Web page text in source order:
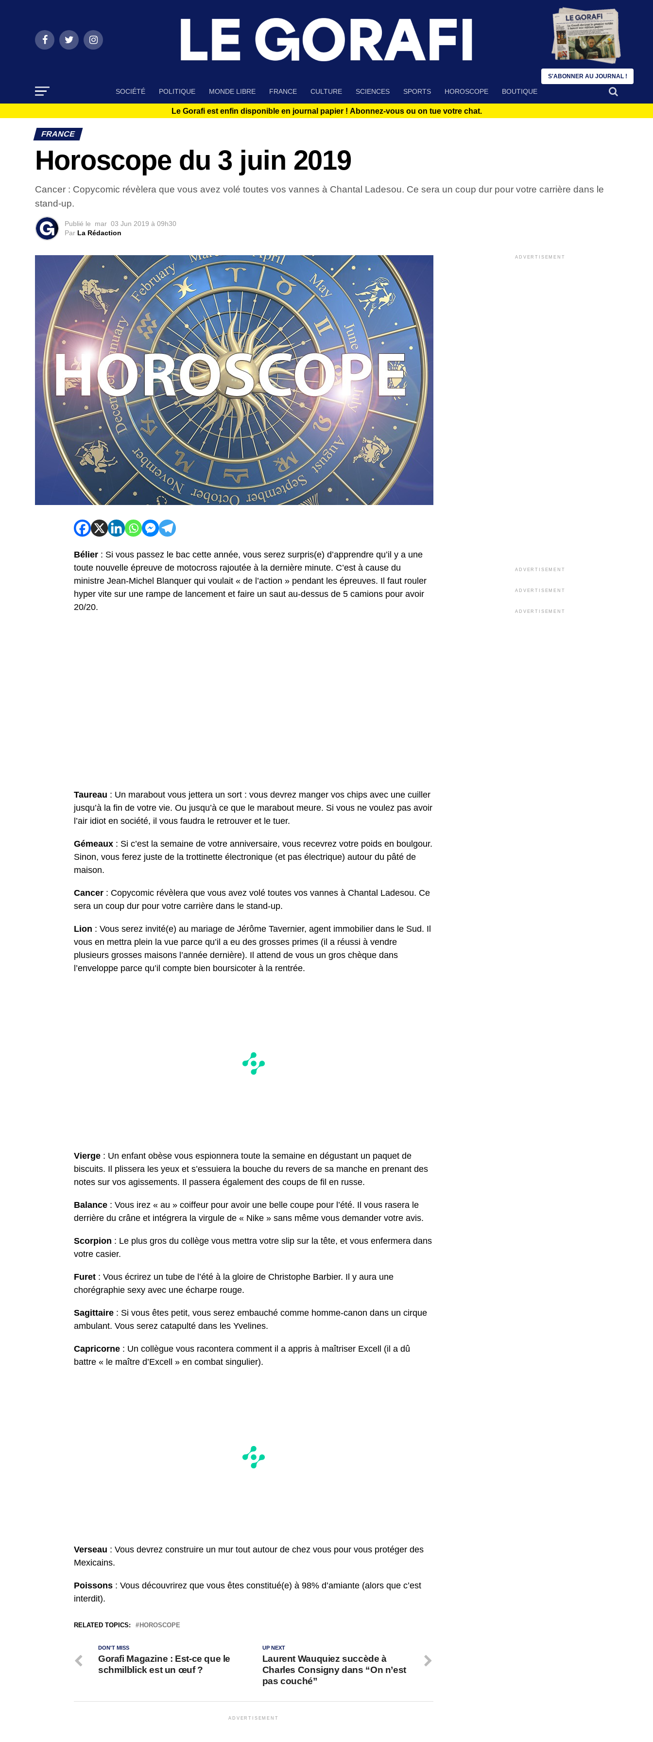
SOCIÉTÉ POLITIQUE MONDE LIBRE FRANCE CULTURE SCIENCES SPORTS HOROSCOPE BOUTIQUE
Le Gorafi est enfin disponible en journal papier ! Abonnez-vous ou on tue votre chat.
FRANCE
Horoscope du 3 juin 2019
Cancer : Copycomic révèlera que vous avez volé toutes vos vannes à Chantal Ladesou. Ce sera un coup dur pour votre carrière dans le
stand-up.
Publié le mar 03 Jun 2019 à 09h30
Par La Rédaction
Bélier : Si vous passez le bac cette année, vous serez surpris(e) d’apprendre qu’il y a une
toute nouvelle épreuve de motocross rajoutée à la dernière minute. C’est à cause du
ministre Jean-Michel Blanquer qui voulait « de l’action » pendant les épreuves. Il faut rouler
hyper vite sur une rampe de lancement et faire un saut au-dessus de 5 camions pour avoir
20/20.
Taureau : Un marabout vous jettera un sort : vous devrez manger vos chips avec une cuiller
jusqu’à la fin de votre vie. Ou jusqu’à ce que le marabout meure. Si vous ne voulez pas avoir
l’air idiot en société, il vous faudra le retrouver et le tuer.
Gémeaux : Si c’est la semaine de votre anniversaire, vous recevrez votre poids en boulgour.
Sinon, vous ferez juste de la trottinette électronique (et pas électrique) autour du pâté de
maison.
Cancer : Copycomic révèlera que vous avez volé toutes vos vannes à Chantal Ladesou. Ce
sera un coup dur pour votre carrière dans le stand-up.
Lion : Vous serez invité(e) au mariage de Jérôme Tavernier, agent immobilier dans le Sud. Il
vous en mettra plein la vue parce qu’il a eu des grosses primes (il a réussi à vendre
plusieurs grosses maisons l’année dernière). Il attend de vous un gros chèque dans
l’enveloppe parce qu’il compte bien boursicoter à la rentrée.
Vierge : Un enfant obèse vous espionnera toute la semaine en dégustant un paquet de
biscuits. Il plissera les yeux et s’essuiera la bouche du revers de sa manche en prenant des
notes sur vos agissements. Il passera également des coups de fil en russe.
Balance : Vous irez « au » coiffeur pour avoir une belle coupe pour l’été. Il vous rasera le
derrière du crâne et intégrera la virgule de « Nike » sans même vous demander votre avis.
Scorpion : Le plus gros du collège vous mettra votre slip sur la tête, et vous enfermera dans
votre casier.
Furet : Vous écrirez un tube de l’été à la gloire de Christophe Barbier. Il y aura une
chorégraphie sexy avec une écharpe rouge.
Sagittaire : Si vous êtes petit, vous serez embauché comme homme-canon dans un cirque
ambulant. Vous serez catapulté dans les Yvelines.
Capricorne : Un collègue vous racontera comment il a appris à maîtriser Excell (il a dû
battre « le maître d’Excell » en combat singulier).
Verseau : Vous devrez construire un mur tout autour de chez vous pour vous protéger des
Mexicains.
Poissons : Vous découvrirez que vous êtes constitué(e) à 98% d’amiante (alors que c’est
interdit).
RELATED TOPICS: HOROSCOPE
UP NEXT
Laurent Wauquiez succède à
Charles Consigny dans “On n’est
pas couché”
DON'T MISS
Gorafi Magazine : Est-ce que le
schmilblick est un œuf ?
ADVERTISEMENT
ADVERTISEMENT
ADVERTISEMENT
ADVERTISEMENT
ADVERTISEMENT
S'ABONNER AU JOURNAL !